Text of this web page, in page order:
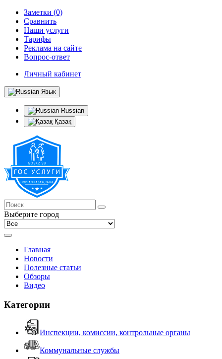
Заметки (0)
Сравнить
Наши услуги
Тарифы
Реклама на сайте
Вопрос-ответ
Личный кабинет
Язык
Russian
Қазақ
Выберите город
Главная
Новости
Полезные статьи
Обзоры
Видео
Категории
Инспекции, комиссии, контрольные органы
Коммунальные службы